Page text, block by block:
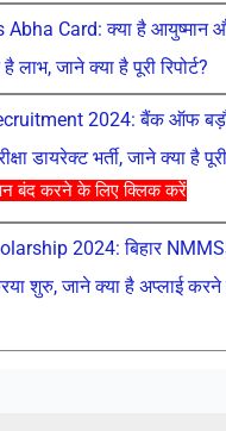
बंद करने के लिए क्लिक करें
Card: क्या है आयुष्मान
जाने क्या है पूरी रिपोर्ट?
2024: बैंक ऑफ
डायरेक्ट भर्ती, जाने क्या है
2024: बिहार
शुरु, जाने क्या है अप्लाई करने